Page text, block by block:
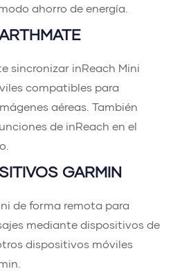
ahorro de energía.
sincronizar inReach Mini
compatibles para
aéreas. También
de inReach en el
GARMIN
de forma remota para
mediante dispositivos de
dispositivos móviles